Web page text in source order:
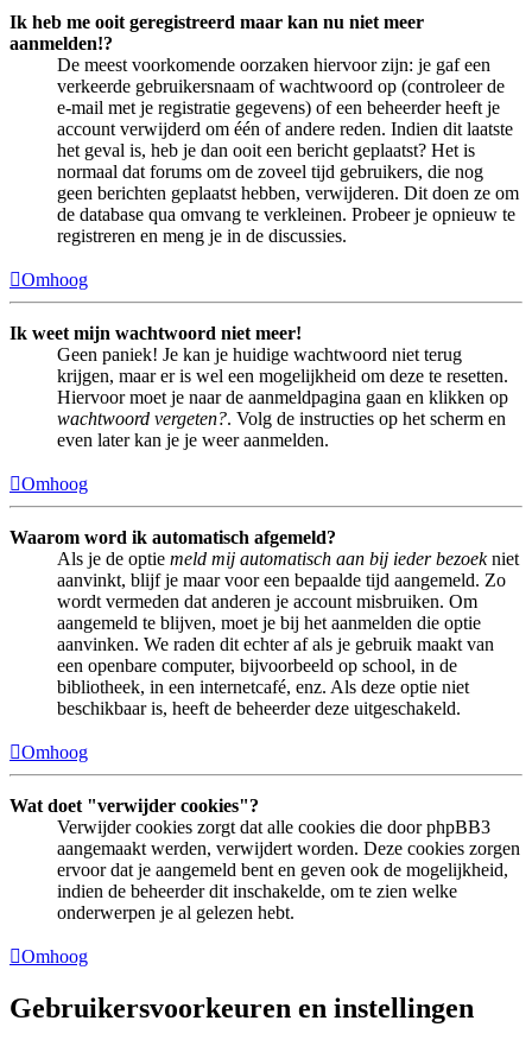
Ik heb me ooit geregistreerd maar kan nu niet meer
aanmelden!?
De meest voorkomende oorzaken hiervoor zijn: je gaf een
verkeerde gebruikersnaam of wachtwoord op (controleer de
e-mail met je registratie gegevens) of een beheerder heeft je
account verwijderd om één of andere reden. Indien dit laatste
het geval is, heb je dan ooit een bericht geplaatst? Het is
normaal dat forums om de zoveel tijd gebruikers, die nog
geen berichten geplaatst hebben, verwijderen. Dit doen ze om
de database qua omvang te verkleinen. Probeer je opnieuw te
registreren en meng je in de discussies.
Omhoog
Ik weet mijn wachtwoord niet meer!
Geen paniek! Je kan je huidige wachtwoord niet terug
krijgen, maar er is wel een mogelijkheid om deze te resetten.
Hiervoor moet je naar de aanmeldpagina gaan en klikken op
wachtwoord vergeten?. Volg de instructies op het scherm en
even later kan je je weer aanmelden.
Omhoog
Waarom word ik automatisch afgemeld?
Als je de optie meld mij automatisch aan bij ieder bezoekniet
aanvinkt, blijf je maar voor een bepaalde tijd aangemeld. Zo
wordt vermeden dat anderen je account misbruiken. Om
aangemeld te blijven, moet je bij het aanmelden die optie
aanvinken. We raden dit echter af als je gebruik maakt van
een openbare computer, bijvoorbeeld op school, in de
bibliotheek, in een internetcafé, enz. Als deze optie niet
beschikbaar is, heeft de beheerder deze uitgeschakeld.
Omhoog
Wat doet "verwijder cookies"?
Verwijder cookies zorgt dat alle cookies die door phpBB3
aangemaakt werden, verwijdert worden. Deze cookies zorgen
ervoor dat je aangemeld bent en geven ook de mogelijkheid,
indien de beheerder dit inschakelde, om te zien welke
onderwerpen je al gelezen hebt.
Omhoog
Gebruikersvoorkeuren en instellingen